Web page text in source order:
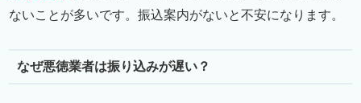
ないことが多いです。振込案内がないと不安になります。
なぜ悪徳業者は振り込みが遅い？